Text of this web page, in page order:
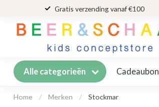
Gratis verzending vanaf €100
Alle categorieën Cadeaubon
Home / Merken / Stockmar